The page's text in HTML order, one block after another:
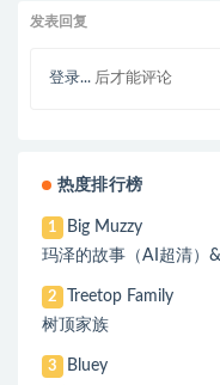
发表回复
登录... 后才能评论
热度排行榜
1
Big Muzzy
玛泽的故事（AI超清）
2
Treetop Family
树顶家族
3
Bluey